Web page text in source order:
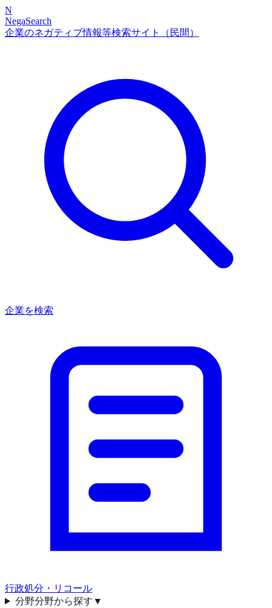
N
NegaSearch
企業のネガティブ情報等検索サイト（民間）
企業を検索
行政処分・リコール
分野分野から探す ▼